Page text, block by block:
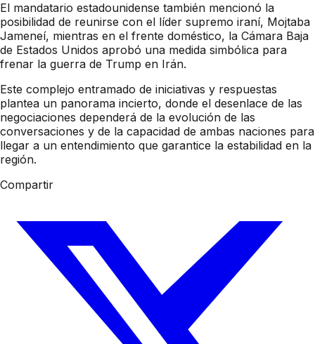
El mandatario estadounidense también mencionó la
posibilidad de reunirse con el líder supremo iraní, Mojtaba
Jameneí, mientras en el frente doméstico, la Cámara Baja
de Estados Unidos aprobó una medida simbólica para
frenar la guerra de Trump en Irán.
Este complejo entramado de iniciativas y respuestas
plantea un panorama incierto, donde el desenlace de las
negociaciones dependerá de la evolución de las
conversaciones y de la capacidad de ambas naciones para
llegar a un entendimiento que garantice la estabilidad en la
región.
Compartir